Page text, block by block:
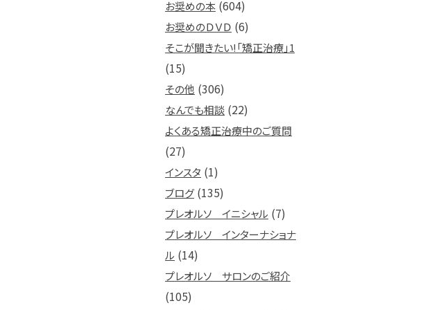
お奨めの本 (604)
お奨めのＤＶＤ (6)
そこが聞きたい!「矯正治療」1
(15)
その他 (306)
なんでも相談 (22)
よくある矯正治療中のご質問
(27)
インスタ (1)
ブログ(135)
プレオルソ イニシャル (7)
プレオルソ インターナショナ
ル (14)
プレオルソ サロンのご紹介
(105)